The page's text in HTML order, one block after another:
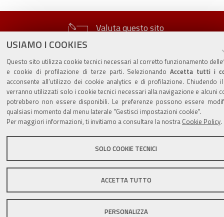
USIAMO I COOKIES
Questo sito utilizza cookie tecnici necessari al corretto funzionamento
e cookie di profilazione di terze parti. SelezionandoAccetta tutti i
acconsente all’utilizzo dei cookie analytics e di profilazione. Chiudendo
verranno utilizzati solo i cookie tecnici necessari alla navigazione e alcuni
potrebbero non essere disponibili. Le preferenze possono essere
qualsiasi momento dal menu laterale "Gestisci impostazioni cookie".
Per maggiori informazioni, ti invitiamo a consultare la nostra Cookie Policy.
SOLO COOKIE TECNICI
ACCETTA TUTTO
PERSONALIZZA
Valuta questo sito
Sito istituzionale Comune di Zola Predosa